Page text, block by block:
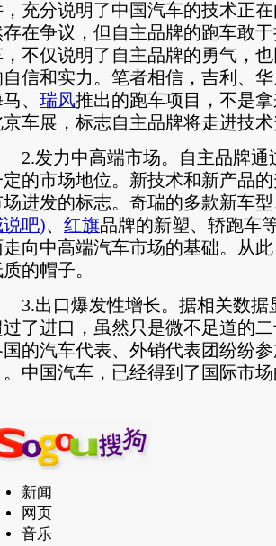
，充分说明了中国汽车的技术正
存在争议，但自主品牌的跑车敢
，不仅说明了自主品牌的勇气，
自信和实力。笔者相信，吉利、
、 瑞风推出的跑车项目，不是
京车展，标志自主品牌将走进技
发力中高端市场。自主品牌通
定的市场地位。新技术和新产品
场进发的标志。奇瑞的多款新车
说吧)、 红旗品牌的新塑、轿跑车
走向中高端汽车市场的基础。从
的帽子。
出口爆发性增长。据相关数据
过了进口，虽然只是微不足道的
国的汽车代表、外销代表团纷纷
。中国汽车，已经得到了国际市
新闻
网页
音乐